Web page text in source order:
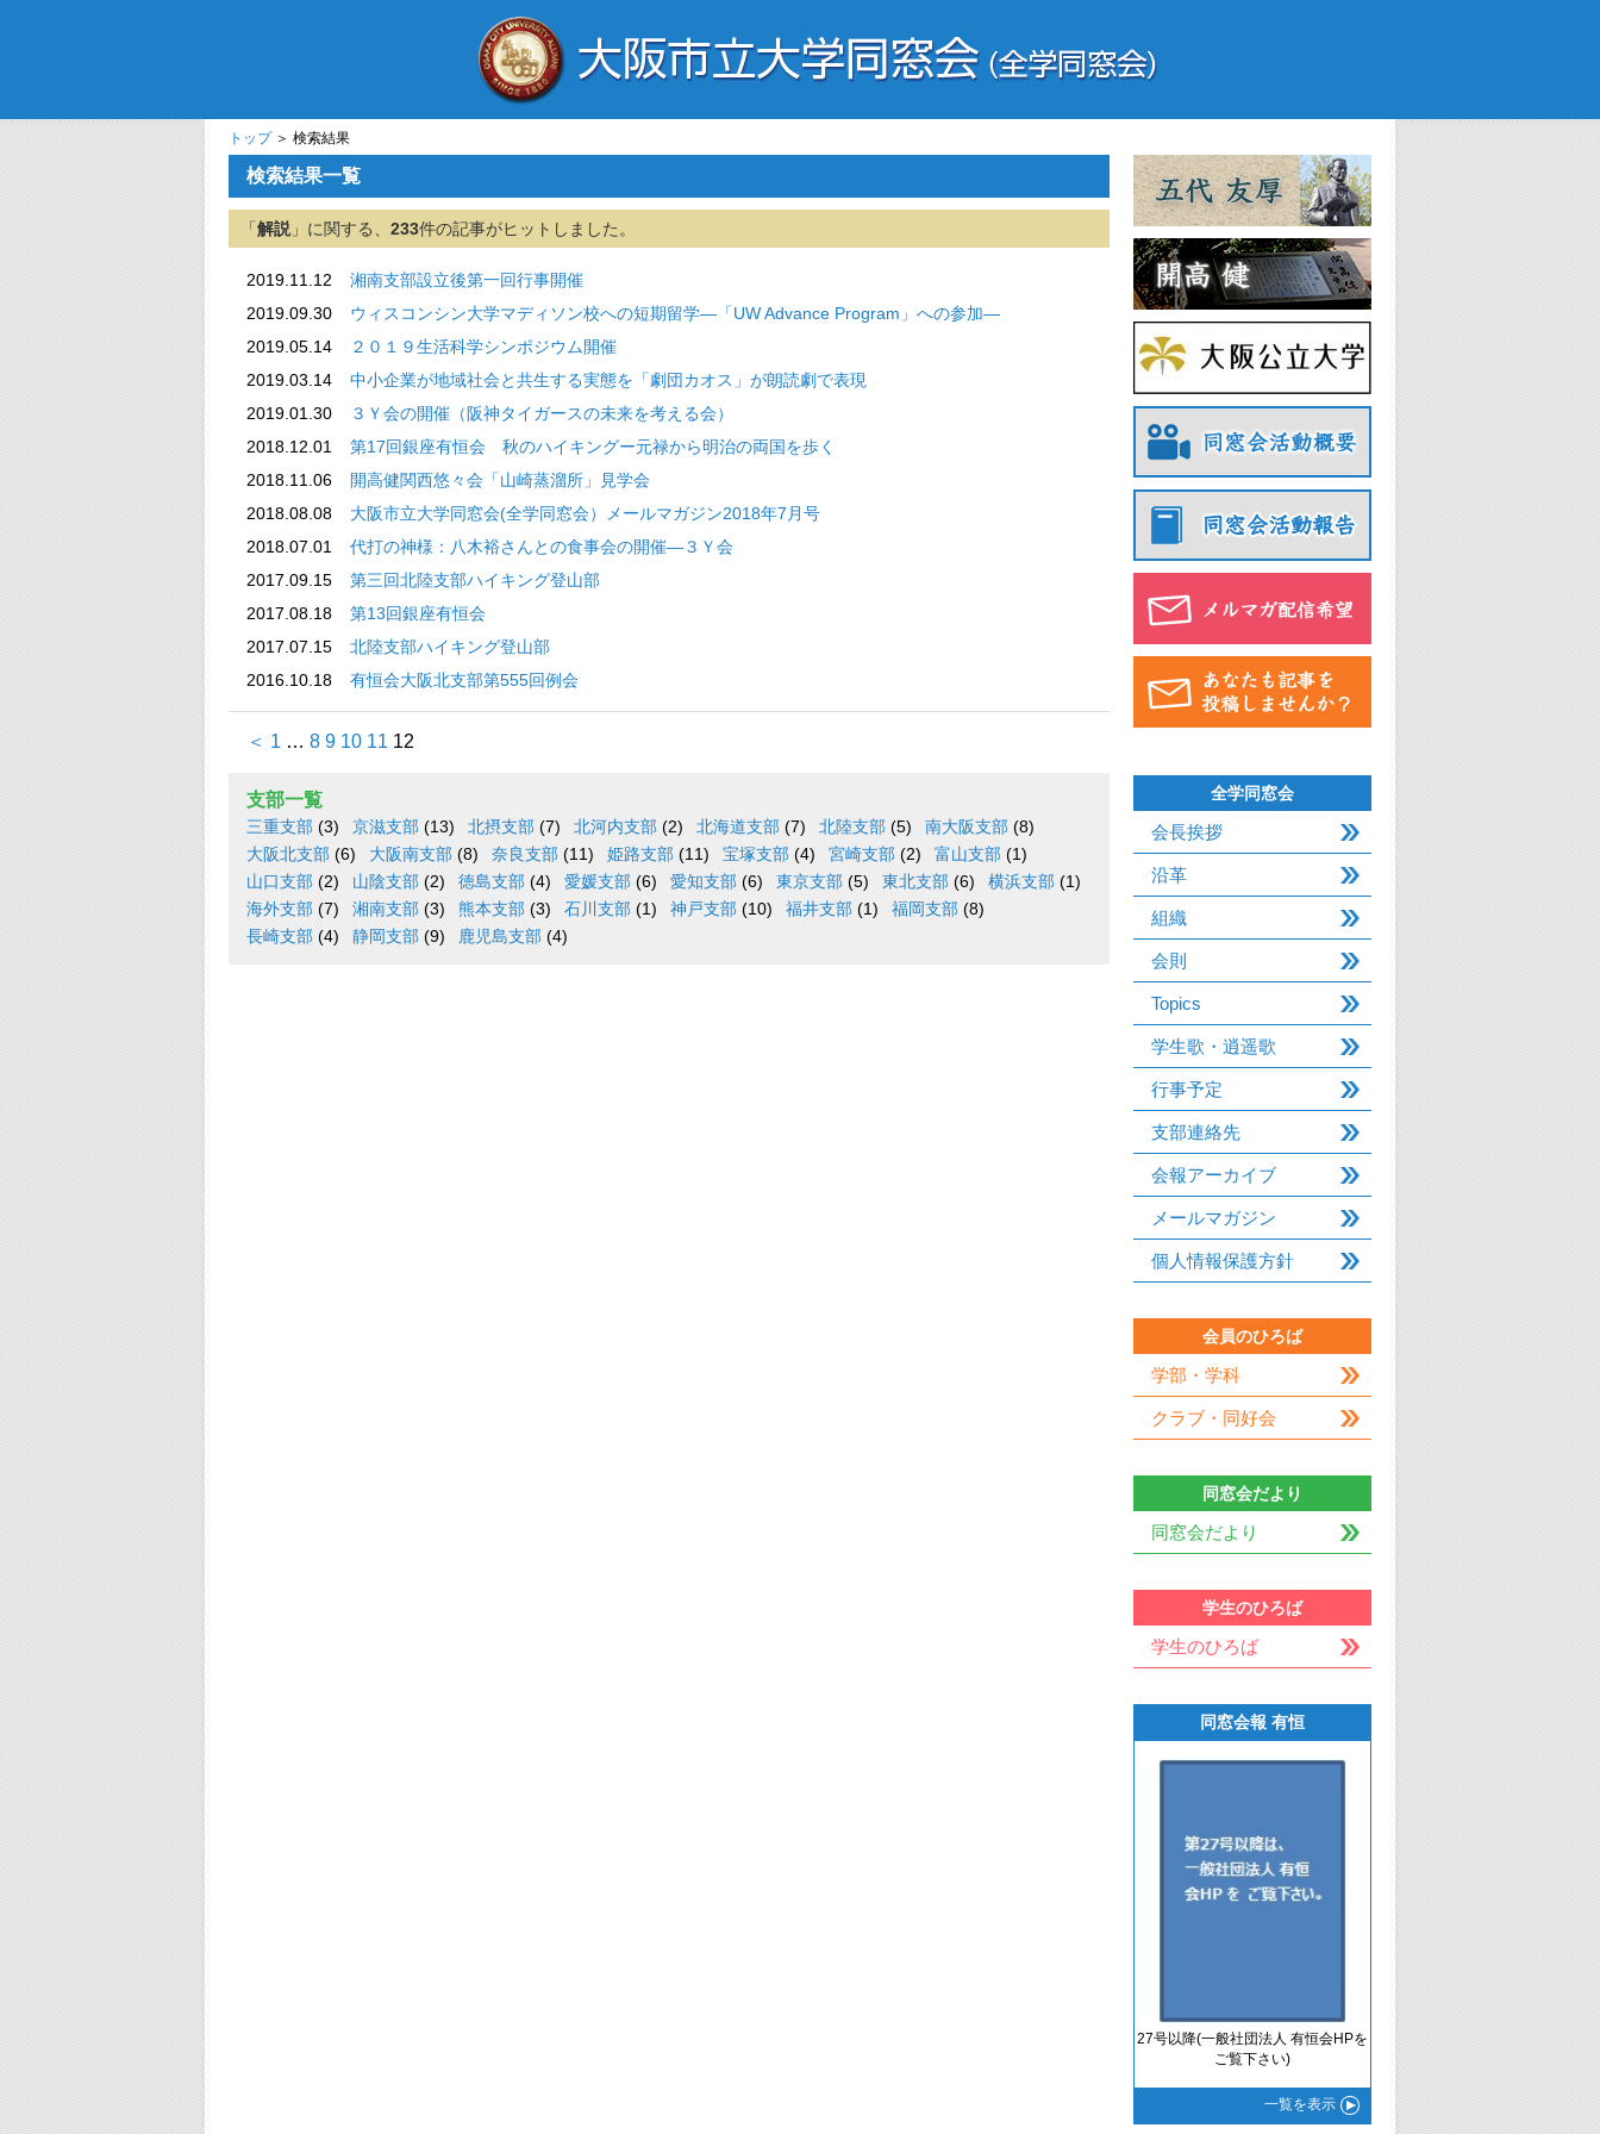
トップ＞ 検索結果
検索結果一覧
「 解説 」に関する、 233件の記事がヒットしました。
2019.11.12
湘南支部設立後第一回行事開催
2019.09.30
ウィスコンシン大学マディソン校への短期留学―「UW Advance Program」への参加―
2019.05.14
２０１９生活科学シンポジウム開催
2019.03.14
中小企業が地域社会と共生する実態を「劇団カオス」が朗読劇で表現
2019.01.30
３Ｙ会の開催（阪神タイガースの未来を考える会）
2018.12.01
第17回銀座有恒会 秋のハイキングー元禄から明治の両国を歩く
2018.11.06
開高健関西悠々会「山崎蒸溜所」見学会
2018.08.08
大阪市立大学同窓会(全学同窓会）メールマガジン2018年7月号
2018.07.01
代打の神様：八木裕さんとの食事会の開催―３Ｙ会
2017.09.15
第三回北陸支部ハイキング登山部
2017.08.18
第13回銀座有恒会
2017.07.15
北陸支部ハイキング登山部
2016.10.18
有恒会大阪北支部第555回例会
＜ 1 … 8 9 10 11 12
支部一覧
三重支部 (3) 京滋支部 (13) 北摂支部 (7) 北河内支部 (2) 北海道支部 (7) 北陸支部 (5) 南大阪支部 (8)
大阪北支部 (6) 大阪南支部 (8) 奈良支部 (11) 姫路支部 (11) 宝塚支部 (4) 宮崎支部 (2) 富山支部 (1)
山口支部 (2) 山陰支部 (2) 徳島支部 (4) 愛媛支部 (6) 愛知支部 (6) 東京支部 (5) 東北支部 (6) 横浜支部 (1)
海外支部 (7) 湘南支部 (3) 熊本支部 (3) 石川支部 (1) 神戸支部 (10) 福井支部 (1) 福岡支部 (8)
長崎支部 (4) 静岡支部 (9) 鹿児島支部 (4)
全学同窓会
会長挨拶
沿革
組織
会則
Topics
学生歌・逍遥歌
行事予定
支部連絡先
会報アーカイブ
メールマガジン
個人情報保護方針
会員のひろば
学部・学科
クラブ・同好会
同窓会だより
同窓会だより
学生のひろば
学生のひろば
同窓会報 有恒
27号以降(一般社団法人 有恒会HPを
ご覧下さい)
一覧を表示